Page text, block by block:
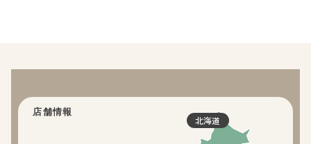
店舗情報
北海道